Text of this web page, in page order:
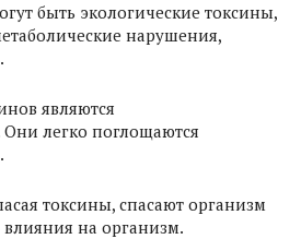
быть экологические токсины,
нарушения,
являются
легко поглощаются
токсины, спасают организм
на организм.